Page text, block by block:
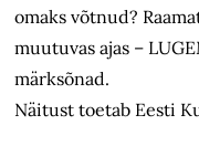
omaks võtnud?
muutuvas ajas –
märksõnad.
Näitust toetab Eesti